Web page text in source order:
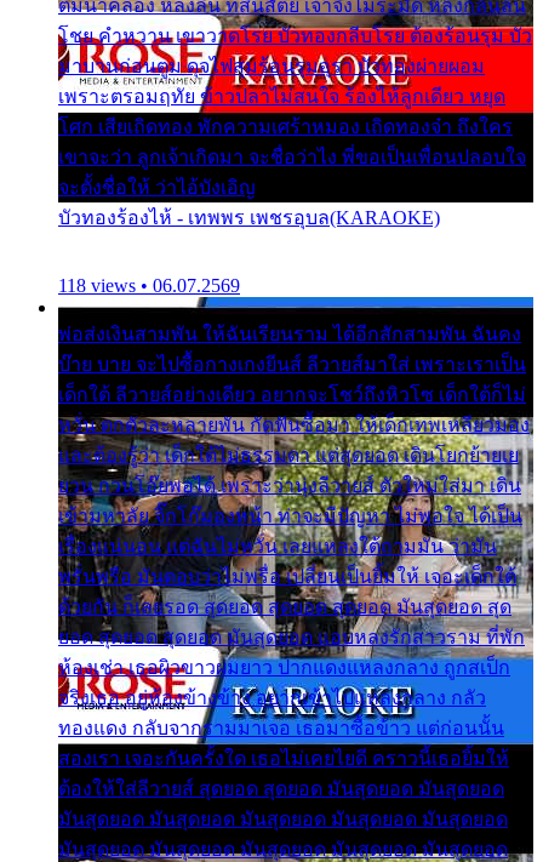
ตมน้ำคลอง หลงลิ้น ที่สิ้นสัตย์ เจ้าจึงไม่ระมัด หลงกลิ่นลิ้น
โชย คำหวาน เขาวาดโรย บัวทองกลีบโรย ต้องร้อนรุม บัว
มาบานก่อนตูม ดุจไฟสุมร้อนรุมอุรา บัวทองผ่ายผอม
เพราะตรอมฤทัย ข้าวปลาไม่สนใจ ร้องไห้ลูกเดียว หยุด
โศก เสียเถิดทอง พักความเศร้าหมอง เถิดทองจ๋า ถึงใคร
เขาจะว่า ลูกเจ้าเกิดมา จะชื่อว่าไง พี่ขอเป็นเพื่อนปลอบใจ
จะตั้งชื่อให้ ว่าไอ้บังเอิญ
บัวทองร้องไห้ - เทพพร เพชรอุบล(KARAOKE)
118 views • 06.07.2569
พ่อส่งเงินสามพัน ให้ฉันเรียนราม ได้อีกสักสามพัน ฉันคง
บ๊าย บาย จะไปซื้อกางเกงยีนส์ ลีวายส์มาใส่ เพราะเราเป็น
เด็กใต้ ลีวายส์อย่างเดียว อยากจะโชว์ถึงหิวโซ เด็กใต้ก็ไม่
หวั่น ตกตัวละหลายพัน กัดฟันซื้อมา ให้เด็กเทพเหลียวมอง
และต้องรู้ว่า เด็กใต้ไม่ธรรมดา แต่สุดยอด เดินโยกย้ายเย
ยวน กวนโอ๊ยพอได้ เพราะว่านุ่งลีวายส์ ตัวใหม่ใส่มา เดิน
เข้ามหาลัย จิ๊กโก๊มองหน้า ท่าจะมีปัญหา ไม่พอใจ ได้เป็น
เรื่องแน่นอน แต่ฉันไม่หวั่น เลยแหลงใต้ถามมัน ว่ามัน
พรั่นพรือ มันตอบว่าไม่พรื่อ เปลี่ยนเป็นยิ้มให้ เจอะเด็กใต้
ด้วยกัน ก็เลยรอด สุดยอด สุดยอด สุดยอด มันสุดยอด สุด
ยอด สุดยอด สุดยอด มันสุดยอด แอบหลงรักสาวราม ที่พัก
ห้องเช่า เธอผิวขาวผมยาว ปากแดงแหลงกลาง ถูกสเป็ก
จริงเธอ อยู่ห้องข้างข้าง อยากเข้าไปแหลงกลาง กลัว
ทองแดง กลับจากรามมาเจอ เธอมาซื้อข้าว แต่ก่อนนั้น
สองเรา เจอะกันครั้งใด เธอไม่เคยไยดี คราวนี้เธอยิ้มให้
ต้องให้ใส่ลีวายส์ สุดยอด สุดยอด มันสุดยอด มันสุดยอด
มันสุดยอด มันสุดยอด มันสุดยอด มันสุดยอด มันสุดยอด
มันสุดยอด มันสุดยอด มันสุดยอด มันสุดยอด มันสุดยอด